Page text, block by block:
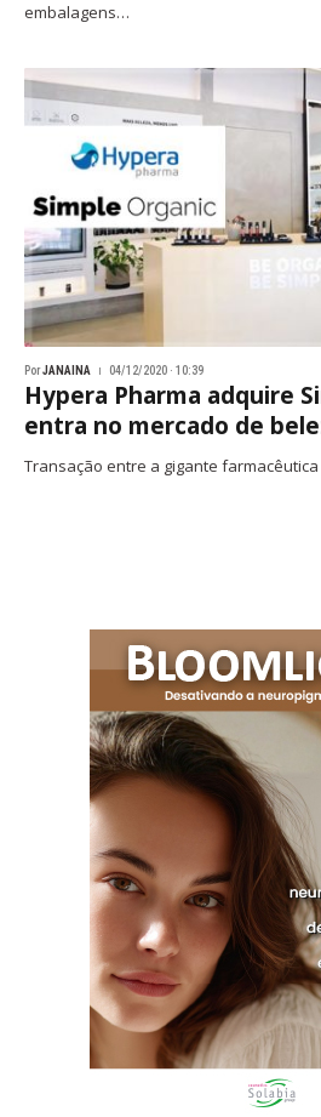
embalagens…
PorJANAINA 04/12/2020 · 10:39
Hypera Pharma adquire
entra no mercado de
Transação entre a gigante